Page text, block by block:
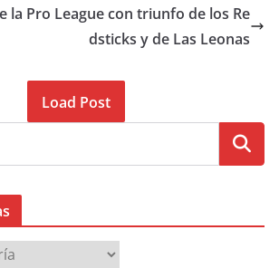
la Pro League con triunfo de los Re
dsticks y de Las Leonas
Load Post